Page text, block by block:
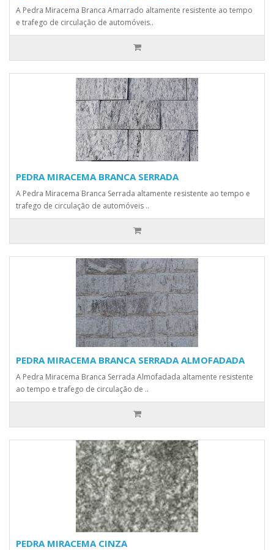
A Pedra Miracema Branca Amarrado altamente resistente ao tempo
e trafego de circulação de automóveis..
PEDRA MIRACEMA BRANCA SERRADA
A Pedra Miracema Branca Serrada altamente resistente ao tempo e
trafego de circulação de automóveis ..
PEDRA MIRACEMA BRANCA SERRADA ALMOFADADA
A Pedra Miracema Branca Serrada Almofadada altamente resistente
ao tempo e trafego de circulação de ..
PEDRA MIRACEMA CINZA